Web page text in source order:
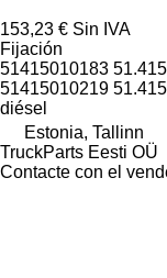
153,23 € Sin IVA
Fijación
51415010183
51415010219
diésel
Estonia, Tallinn
TruckParts Eesti OÜ
Contacte con el